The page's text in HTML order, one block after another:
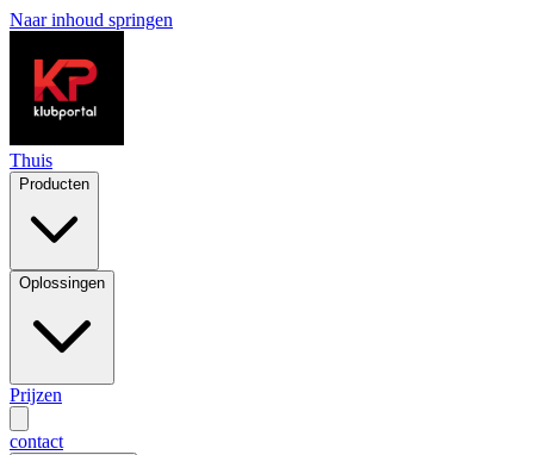
Naar inhoud springen
Thuis
Producten
Oplossingen
Prijzen
contact